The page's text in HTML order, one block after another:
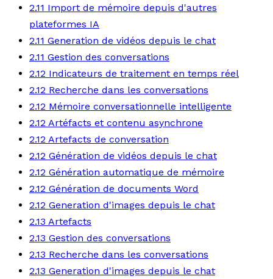
2.11 Import de mémoire depuis d'autres
plateformes IA
2.11 Generation de vidéos depuis le chat
2.11 Gestion des conversations
2.12 Indicateurs de traitement en temps réel
2.12 Recherche dans les conversations
2.12 Mémoire conversationnelle intelligente
2.12 Artéfacts et contenu asynchrone
2.12 Artefacts de conversation
2.12 Génération de vidéos depuis le chat
2.12 Génération automatique de mémoire
2.12 Génération de documents Word
2.12 Generation d'images depuis le chat
2.13 Artefacts
2.13 Gestion des conversations
2.13 Recherche dans les conversations
2.13 Generation d'images depuis le chat